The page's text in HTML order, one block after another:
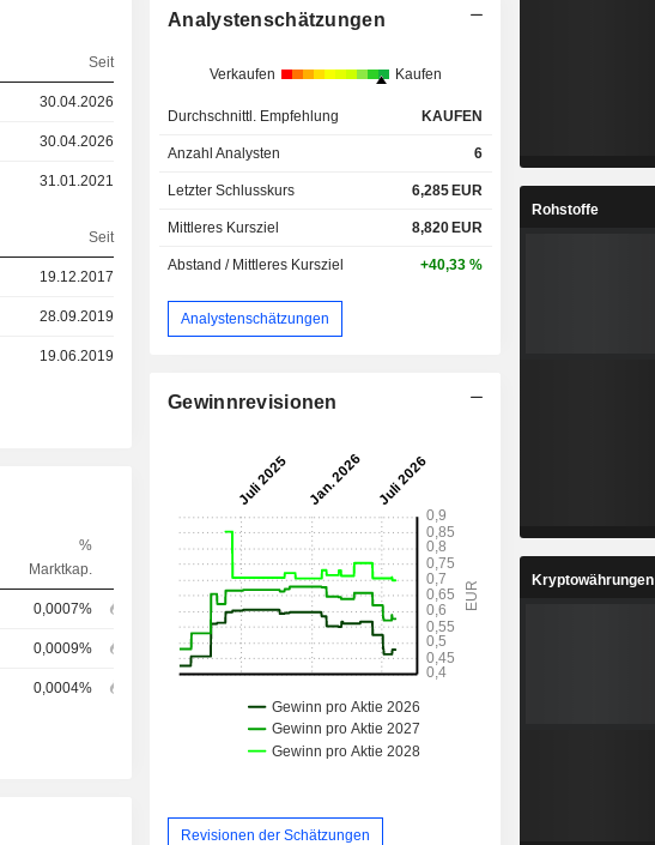
Seit
30.04.2026
30.04.2026
31.01.2021
Seit
19.12.2017
28.09.2019
19.06.2019
%
Marktkap.
0,0007%
0,0009%
0,0004%
Analystenschätzungen
Verkaufen Kaufen
Durchschnittl. Empfehlung KAUFEN
Anzahl Analysten 6
Letzter Schlusskurs 6,285 EUR
Mittleres Kursziel 8,820 EUR
Abstand / Mittleres Kursziel +40,33 %
Analystenschätzungen
Gewinnrevisionen
Revisionen der Schätzungen
Rohstoffe
Kryptowährungen